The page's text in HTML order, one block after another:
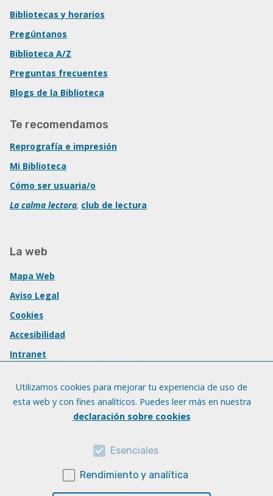
Bibliotecas y horarios
Pregúntanos
Biblioteca A/Z
Preguntas frecuentes
Blogs de la Biblioteca
Te recomendamos
Reprografía e impresión
Mi Biblioteca
Cómo ser usuaria/o
La calma lectora, club de lectura
La web
Mapa Web
Aviso Legal
Cookies
Accesibilidad
Intranet
Utilizamos cookies para mejorar tu experiencia de uso de
esta web y con fines analíticos. Puedes leer más en nuestra
declaración sobre cookies
Esenciales
Rendimiento y analítica